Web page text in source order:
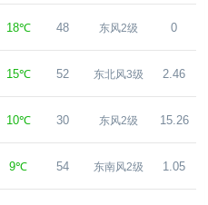
18℃ 48 东风2级 0
15℃ 52 东北风3级 2.46
10℃ 30 东风2级 15.26
9℃ 54 东南风2级 1.05